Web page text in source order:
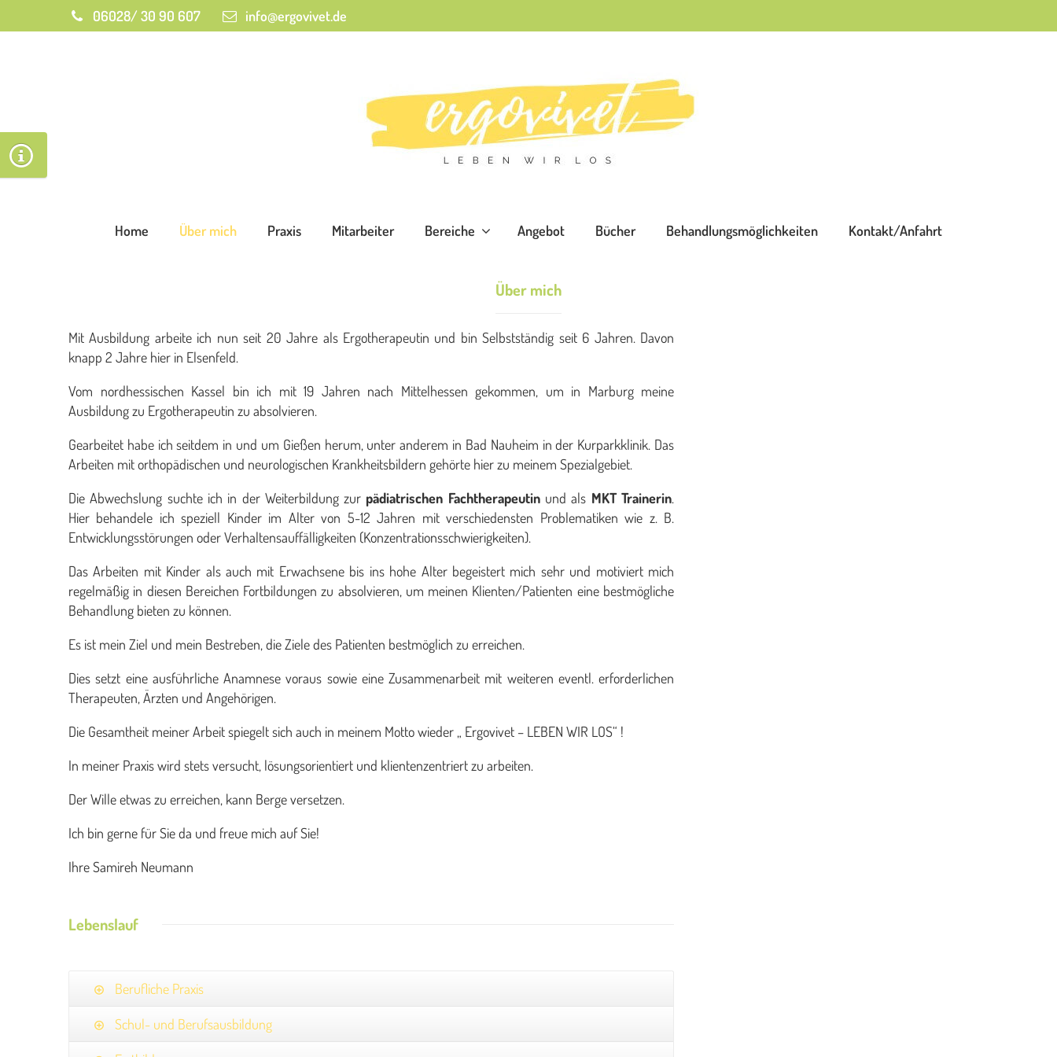
06028/ 30 90 607 info@ergovivet.de
Home Über mich Praxis Mitarbeiter Bereiche Angebot Bücher Behandlungsmöglichkeiten Kontakt/Anfahrt
Über mich
Mit Ausbildung arbeite ich nun seit 20 Jahre als Ergotherapeutin und bin Selbstständig seit 6 Jahren. Davon
knapp 2 Jahre hier in Elsenfeld.
Vom nordhessischen Kassel bin ich mit 19 Jahren nach Mittelhessen gekommen, um in Marburg meine
Ausbildung zu Ergotherapeutin zu absolvieren.
Gearbeitet habe ich seitdem in und um Gießen herum, unter anderem in Bad Nauheim in der Kurparkklinik. Das
Arbeiten mit orthopädischen und neurologischen Krankheitsbildern gehörte hier zu meinem Spezialgebiet.
Die Abwechslung suchte ich in der Weiterbildung zur pädiatrischen Fachtherapeutinund als MKT Trainerin.
Hier behandele ich speziell Kinder im Alter von 5-12 Jahren mit verschiedensten Problematiken wie z. B.
Entwicklungsstörungen oder Verhaltensauffälligkeiten (Konzentrationsschwierigkeiten).
Das Arbeiten mit Kinder als auch mit Erwachsene bis ins hohe Alter begeistert mich sehr und motiviert mich
regelmäßig in diesen Bereichen Fortbildungen zu absolvieren, um meinen Klienten/Patienten eine bestmögliche
Behandlung bieten zu können.
Es ist mein Ziel und mein Bestreben, die Ziele des Patienten bestmöglich zu erreichen.
Dies setzt eine ausführliche Anamnese voraus sowie eine Zusammenarbeit mit weiteren eventl. erforderlichen
Therapeuten, Ärzten und Angehörigen.
Die Gesamtheit meiner Arbeit spiegelt sich auch in meinem Motto wieder „ Ergovivet – LEBEN WIR LOS“ !
In meiner Praxis wird stets versucht, lösungsorientiert und klientenzentriert zu arbeiten.
Der Wille etwas zu erreichen, kann Berge versetzen.
Ich bin gerne für Sie da und freue mich auf Sie!
Ihre Samireh Neumann
Lebenslauf
Berufliche Praxis
Schul- und Berufsausbildung